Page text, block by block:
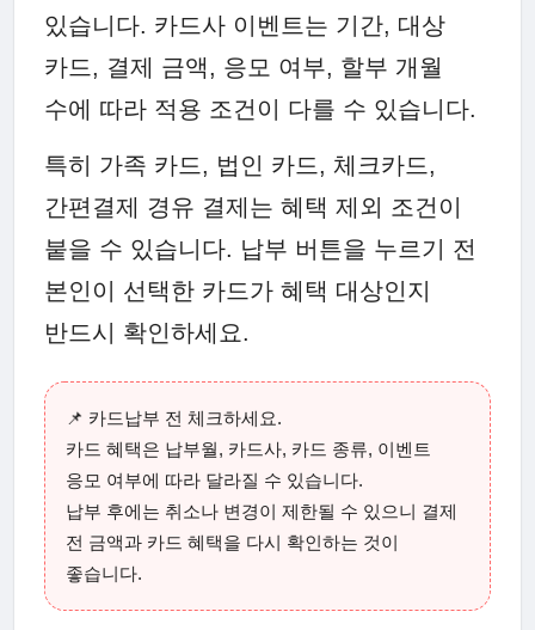
있습니다. 카드사 이벤트는 기간, 대상
카드, 결제 금액, 응모 여부, 할부 개월
수에 따라 적용 조건이 다를 수 있습니다.
특히 가족 카드, 법인 카드, 체크카드,
간편결제 경유 결제는 혜택 제외 조건이
붙을 수 있습니다. 납부 버튼을 누르기 전
본인이 선택한 카드가 혜택 대상인지
반드시 확인하세요.
📌 카드납부 전 체크하세요.
카드 혜택은 납부월, 카드사, 카드 종류, 이벤트
응모 여부에 따라 달라질 수 있습니다.
납부 후에는 취소나 변경이 제한될 수 있으니 결제
전 금액과 카드 혜택을 다시 확인하는 것이
좋습니다.